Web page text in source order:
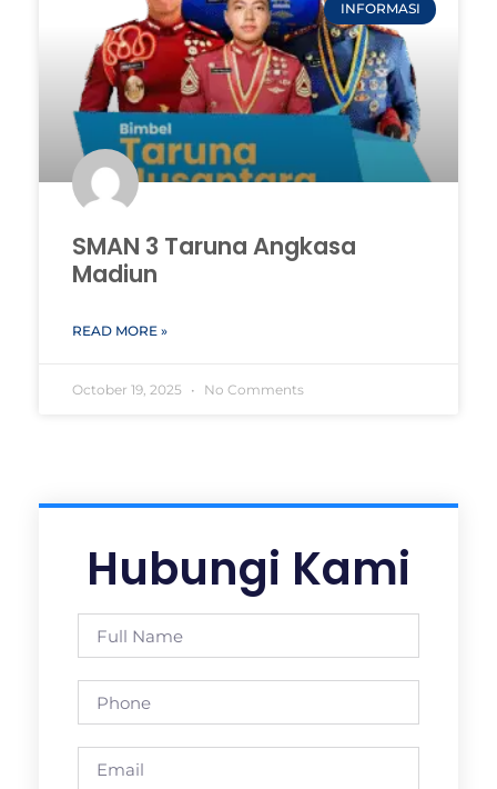
INFORMASI
SMAN 3 Taruna Angkasa
Madiun
READ MORE »
October 19, 2025 No Comments
Hubungi Kami